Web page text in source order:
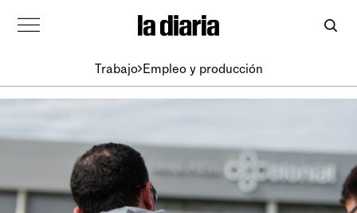
Trabajo Empleo y producción